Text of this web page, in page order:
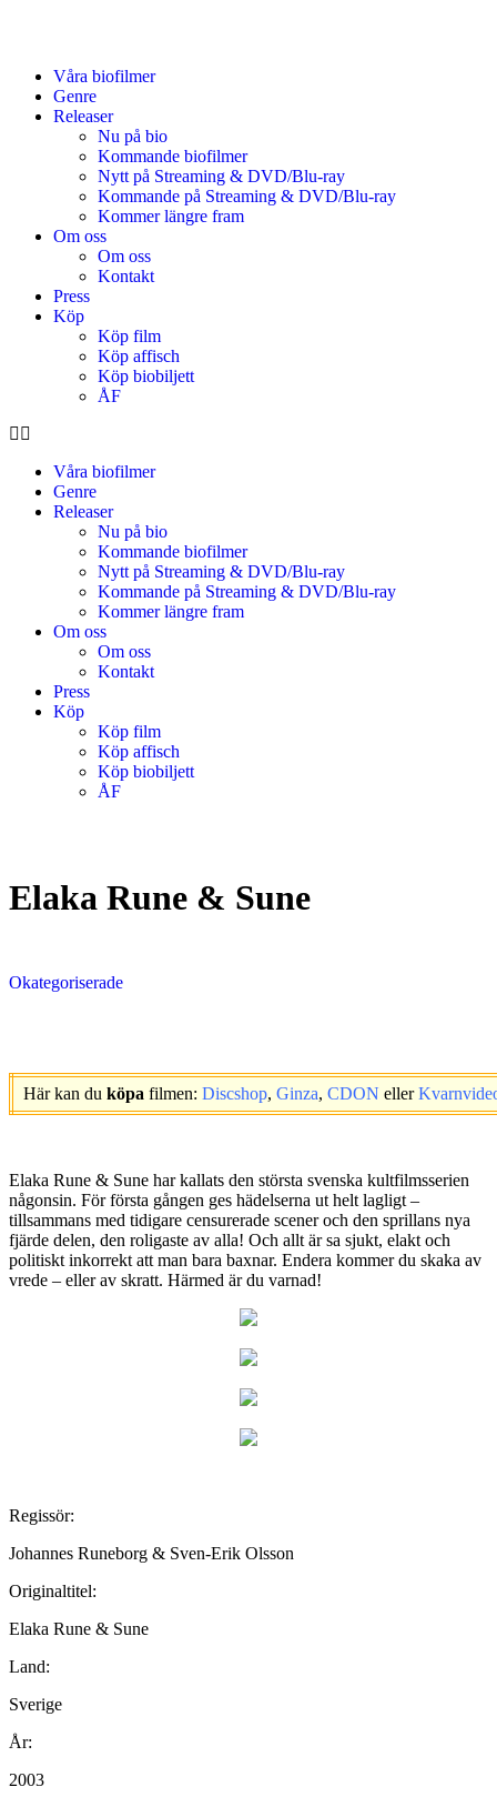
Våra biofilmer
Genre
Releaser
Nu på bio
Kommande biofilmer
Nytt på Streaming & DVD/Blu-ray
Kommande på Streaming & DVD/Blu-ray
Kommer längre fram
Om oss
Om oss
Kontakt
Press
Köp
Köp film
Köp affisch
Köp biobiljett
ÅF
Våra biofilmer
Genre
Releaser
Nu på bio
Kommande biofilmer
Nytt på Streaming & DVD/Blu-ray
Kommande på Streaming & DVD/Blu-ray
Kommer längre fram
Om oss
Om oss
Kontakt
Press
Köp
Köp film
Köp affisch
Köp biobiljett
ÅF
Elaka Rune & Sune
Okategoriserade
Här kan du köpa filmen: Discshop, Ginza, CDON eller
Elaka Rune & Sune har kallats den största svenska kultfilmsserien
någonsin. För första gången ges hädelserna ut helt lagligt –
tillsammans med tidigare censurerade scener och den sprillans nya
fjärde delen, den roligaste av alla! Och allt är sa sjukt, elakt och
politiskt inkorrekt att man bara baxnar. Endera kommer du skaka av
vrede – eller av skratt. Härmed är du varnad!
Regissör:
Johannes Runeborg & Sven-Erik Olsson
Originaltitel:
Elaka Rune & Sune
Land:
Sverige
År:
2003